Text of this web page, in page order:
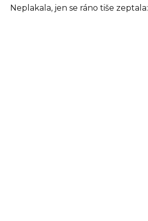
Neplakala, jen se ráno tiše zeptala: